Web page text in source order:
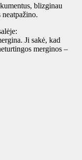
blizginau
neatpažino.
Ji sakė, kad
merginos –